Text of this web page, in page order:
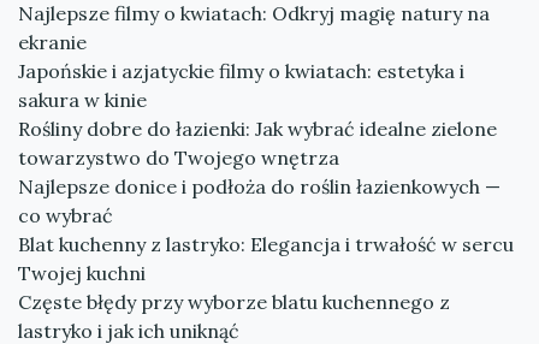
Najlepsze filmy o kwiatach: Odkryj magię natury na
ekranie
Japońskie i azjatyckie filmy o kwiatach: estetyka i
sakura w kinie
Rośliny dobre do łazienki: Jak wybrać idealne zielone
towarzystwo do Twojego wnętrza
Najlepsze donice i podłoża do roślin łazienkowych —
co wybrać
Blat kuchenny z lastryko: Elegancja i trwałość w sercu
Twojej kuchni
Częste błędy przy wyborze blatu kuchennego z
lastryko i jak ich uniknąć